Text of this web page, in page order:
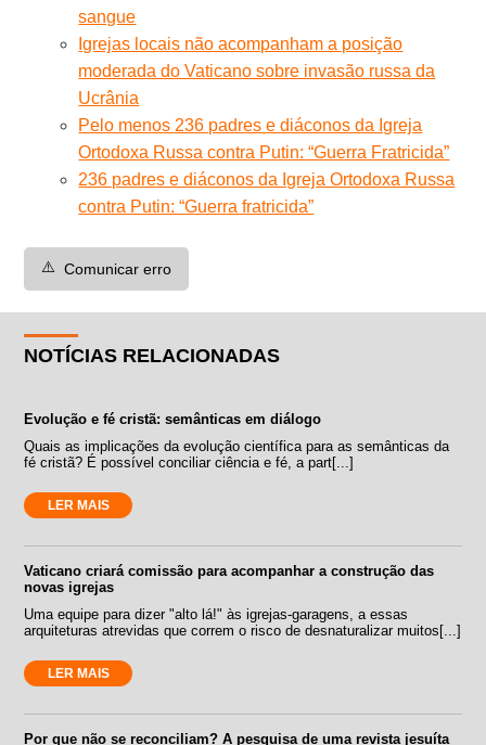
sangue
Igrejas locais não acompanham a posição
moderada do Vaticano sobre invasão russa da
Ucrânia
Pelo menos 236 padres e diáconos da Igreja
Ortodoxa Russa contra Putin: “Guerra Fratricida”
236 padres e diáconos da Igreja Ortodoxa Russa
contra Putin: “Guerra fratricida”
⚠️ Comunicar erro
NOTÍCIAS RELACIONADAS
Evolução e fé cristã: semânticas em diálogo
Quais as implicações da evolução científica para as semânticas da
fé cristã? É possível conciliar ciência e fé, a part[...]
LER MAIS
Vaticano criará comissão para acompanhar a construção das
novas igrejas
Uma equipe para dizer "alto lá!" às igrejas-garagens, a essas
arquiteturas atrevidas que correm o risco de desnaturalizar muitos[...]
LER MAIS
Por que não se reconciliam? A pesquisa de uma revista jesuíta